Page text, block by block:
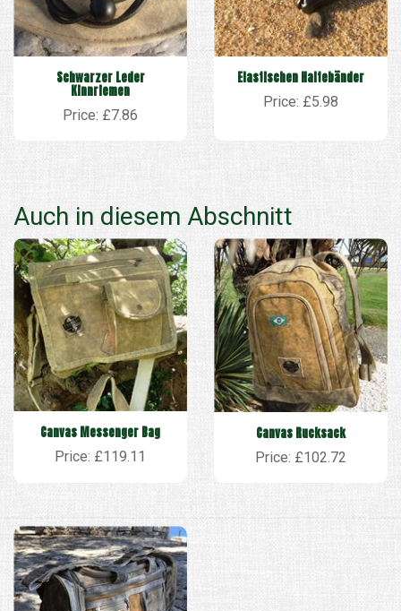
Schwarzer Leder
Kinnriemen
Price: £7.86
Elastischen Haltebänder
Price: £5.98
Auch in diesem Abschnitt
Canvas Messenger Bag
Price: £119.11
Canvas Rucksack
Price: £102.72